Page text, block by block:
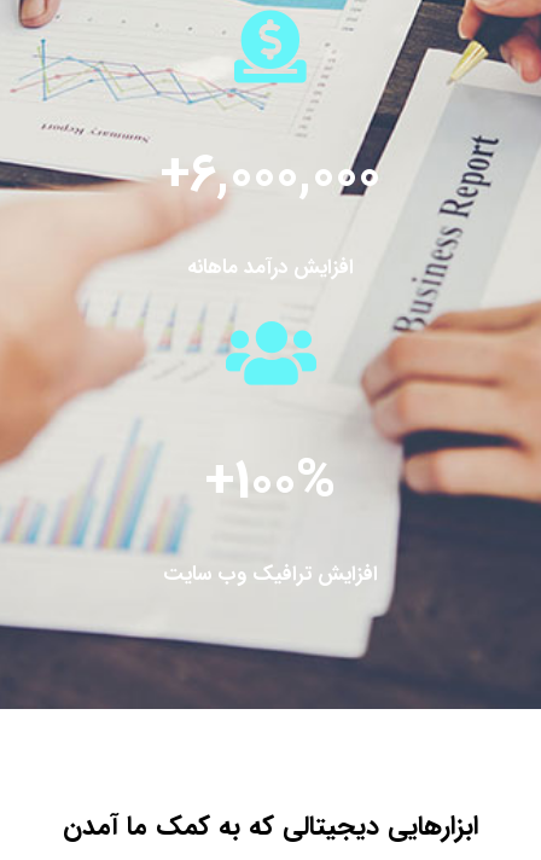
افزایش درآمد ماهانه
6,000,000
+
افزایش ترافیک وب سایت
%
100
+
ابزارهایی دیجیتالی که به کمک ما آمدن